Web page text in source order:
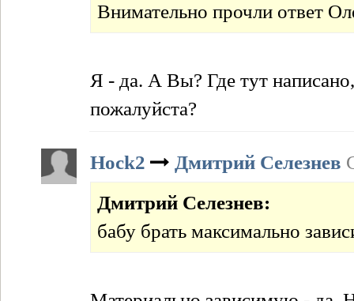
Внимательно прочли ответ
Я - да. А Вы? Где тут
пожалуйста?
Hock2 Дмитрий Селезнев
Дмитрий Селезнев:
бабу брать максимально